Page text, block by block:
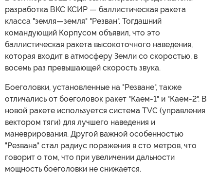
разработка ВКС КСИР — баллистическая ракета
класса "земля—земля" "Резван". Тогдашний
командующий Корпусом объявил, что это
баллистическая ракета высокоточного наведения,
которая входит в атмосферу Земли со скоростью, в
восемь раз превышающей скорость звука.
Боеголовки, установленные на "Резване", также
отличались от боеголовок ракет "Каем-1" и "Каем-2". В
новой ракете используется система TVC (управления
вектором тяги) для лучшего наведения и
маневрирования. Другой важной особенностью
"Резвана" стал радиус поражения в сто метров, что
говорит о том, что при увеличении дальности
мощность боеголовки не снижается.